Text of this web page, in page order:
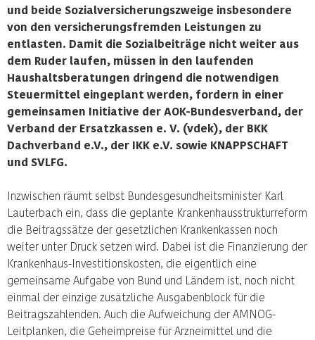
und beide Sozialversicherungszweige insbesondere
von den versicherungsfremden Leistungen zu
entlasten. Damit die Sozialbeiträge nicht weiter aus
dem Ruder laufen, müssen in den laufenden
Haushaltsberatungen dringend die notwendigen
Steuermittel eingeplant werden, fordern in einer
gemeinsamen Initiative der AOK-Bundesverband, der
Verband der Ersatzkassen e. V. (vdek), der BKK
Dachverband e.V., der IKK e.V. sowie KNAPPSCHAFT
und SVLFG.
Inzwischen räumt selbst Bundesgesundheitsminister Karl
Lauterbach ein, dass die geplante Krankenhausstrukturreform
die Beitragssätze der gesetzlichen Krankenkassen noch
weiter unter Druck setzen wird. Dabei ist die Finanzierung der
Krankenhaus-Investitionskosten, die eigentlich eine
gemeinsame Aufgabe von Bund und Ländern ist, noch nicht
einmal der einzige zusätzliche Ausgabenblock für die
Beitragszahlenden. Auch die Aufweichung der AMNOG-
Leitplanken, die Geheimpreise für Arzneimittel und die